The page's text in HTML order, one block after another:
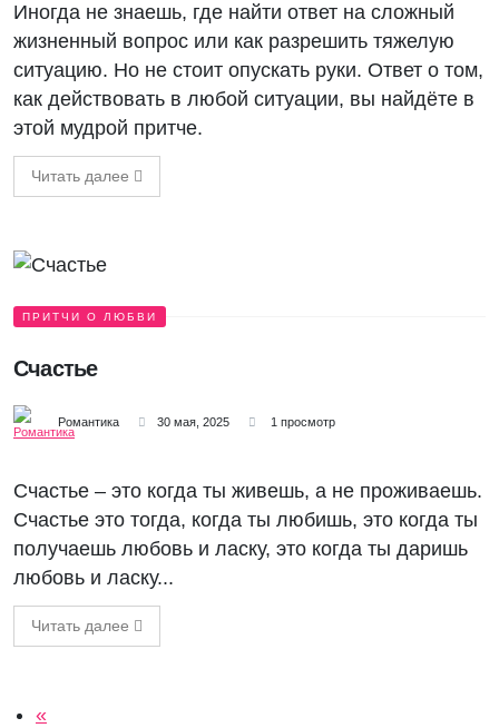
Иногда не знаешь, где найти ответ на сложный
жизненный вопрос или как разрешить тяжелую
ситуацию. Но не стоит опускать руки. Ответ о том,
как действовать в любой ситуации, вы найдёте в
этой мудрой притче.
Читать далее
ПРИТЧИ О ЛЮБВИ
Счастье
Романтика 30 мая, 2025 1 просмотр
Счастье – это когда ты живешь, а не проживаешь.
Счастье это тогда, когда ты любишь, это когда ты
получаешь любовь и ласку, это когда ты даришь
любовь и ласку...
Читать далее
Нумерация страниц
Первая страница
«